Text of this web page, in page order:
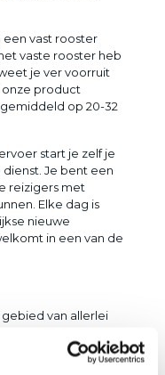
een vast rooster
vaste rooster heb
je ver voorruit
onze product
op 20-32
start je zelf je
Je bent een
reizigers met
Elke dag is
nieuwe
in een van de
van allerlei
Daarnaast
o.a. schoolreizen